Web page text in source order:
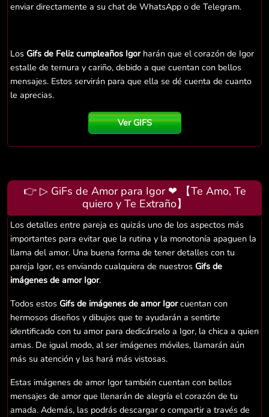
enviar directamente a su chat de WhatsApp o de Telegram.
Los Gifs de Feliz cumpleaños Igorharán que el corazón de Igor
estalle de ternura y cariño, debido a que cuentan con bellos
mensajes. Estos servirán para que ella se dé cuenta de cuanto
le aprecias.
Ver GIFS
👉 ▷ GiFs de Amor para Igor ❤ 【Te Amo, Te
quiero y Te Extraño】
Los detalles entre pareja es quizás uno de los aspectos más
importantes para evitar que la rutina y la monotonía apaguen la
llama del amor. Una buena forma de tener detalles con tu
pareja Igor, es enviando cualquiera de nuestros Gifs de
imágenes de amor Igor.
Todos estos Gifs de imágenes de amor Igorcuentan con
hermosos diseños y dibujos que te ayudarán a sentirte
identificado con tu amor para dedicárselo a Igor, la chica a quien
amas. De igual modo, al ser imágenes móviles, llamarán aún
más su atención y las hará más vistosas.
Estas imágenes de amor Igor también cuentan con bellos
mensajes de amor que llenarán de alegría el corazón de tu
amada. Además, las podrás descargar o compartir a través de